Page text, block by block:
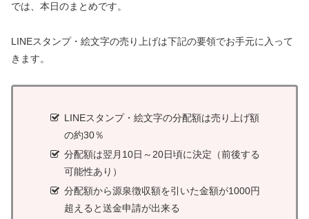
では、本日のまとめです。
LINEスタンプ・絵文字の売り上げは下記の要領でお手元に入って
きます。
LINEスタンプ・絵文字の分配額は売り上げ額
の約30％
分配額は翌月10日～20日頃に決定（前後する
可能性あり）
分配額から源泉徴収額を引いた金額が1000円
超えると送金申請が出来る